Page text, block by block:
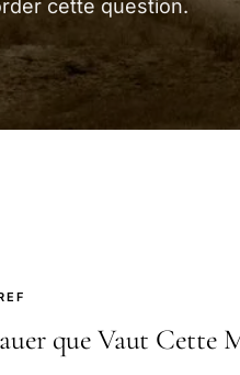
cette question.
que Vaut Cette